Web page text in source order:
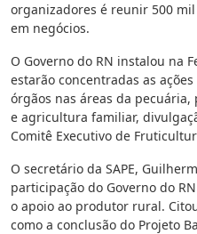
organizadores é reunir 500
em negócios.
O Governo do RN instalou na
estarão concentradas as
órgãos nas áreas da
e agricultura familiar,
Comitê Executivo de
O secretário da SAPE,
participação do Governo do
o apoio ao produtor rural.
como a conclusão do Projeto